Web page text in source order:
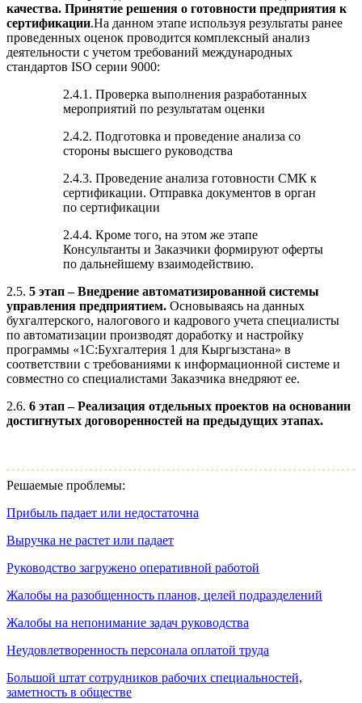
качества. Принятие решения о готовности предприятия к
сертификации.На данном этапе используя результаты ранее
проведенных оценок проводится комплексный анализ
деятельности с учетом требований международных
стандартов ISO серии 9000:
2.4.1. Проверка выполнения разработанных
мероприятий по результатам оценки
2.4.2. Подготовка и проведение анализа со
стороны высшего руководства
2.4.3. Проведение анализа готовности СМК к
сертификации. Отправка документов в орган
по сертификации
2.4.4. Кроме того, на этом же этапе
Консультанты и Заказчики формируют оферты
по дальнейшему взаимодействию.
2.5. 5 этап – Внедрение автоматизированной системы
управления предприятием. Основываясь на данных
бухгалтерского, налогового и кадрового учета специалисты
по автоматизации производят доработку и настройку
программы «1С:Бухгалтерия 1 для Кыргызстана» в
соответствии с требованиями к информационной системе и
совместно со специалистами Заказчика внедряют ее.
2.6. 6 этап – Реализация отдельных проектов на основании
достигнутых договоренностей на предыдущих этапах.
Решаемые проблемы:
Прибыль падает или недостаточна
Выручка не растет или падает
Руководство загружено оперативной работой
Жалобы на разобщенность планов, целей подразделений
Жалобы на непонимание задач руководства
Неудовлетворенность персонала оплатой труда
Большой штат сотрудников рабочих специальностей,
заметность в обществе